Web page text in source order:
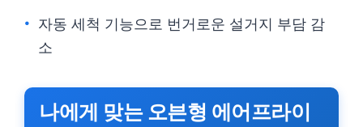
자동 세척 기능으로 번거로운 설거지 부담 감
소
나에게 맞는 오븐형 에어프라이